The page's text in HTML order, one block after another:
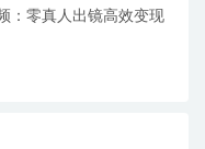
：零真人出镜高效变现